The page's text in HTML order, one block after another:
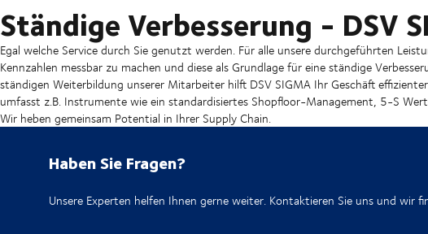
Ständige Verbesserung - DSV
Egal welche Service durch Sie genutzt werden. Für alle unsere durchgeführten
Kennzahlen messbar zu machen und diese als Grundlage für eine ständige
ständigen Weiterbildung unserer Mitarbeiter hilft DSV SIGMA Ihr Geschäft
umfasst z.B. Instrumente wie ein standardisiertes Shopfloor-Management, 5-S
Wir heben gemeinsam Potential in Ihrer Supply Chain.
Haben Sie Fragen?
Unsere Experten helfen Ihnen gerne weiter. Kontaktieren Sie uns und wir